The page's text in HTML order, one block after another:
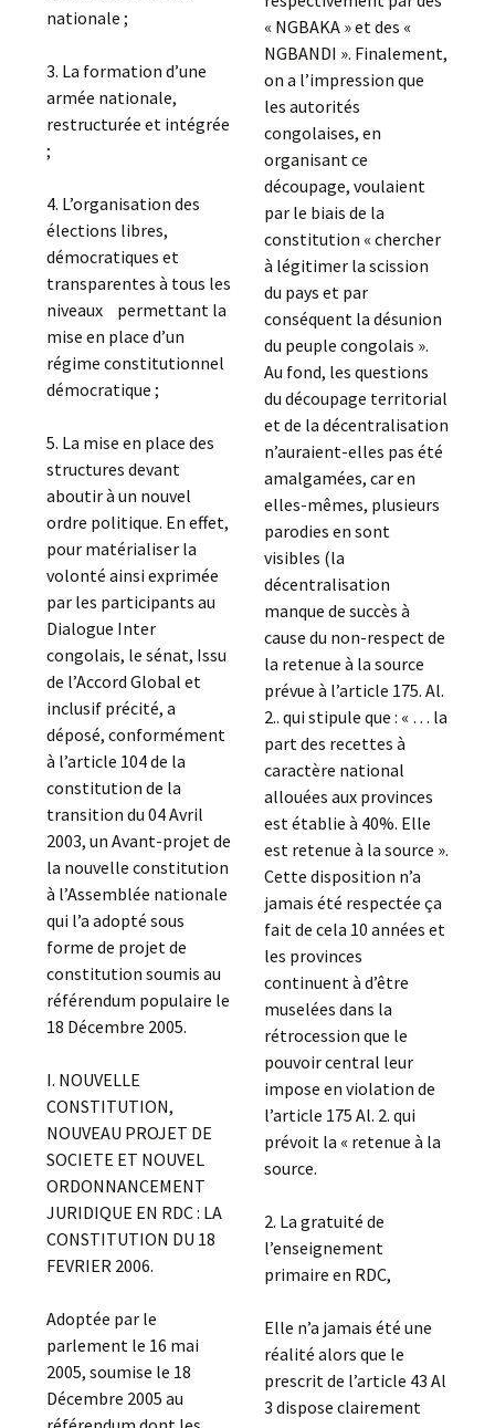
nationale ;
3. La formation d’une
armée nationale,
restructurée et intégrée
;
4. L’organisation des
élections libres,
démocratiques et
transparentes à tous les
niveaux permettant la
mise en place d’un
régime constitutionnel
démocratique ;
5. La mise en place des
structures devant
aboutir à un nouvel
ordre politique. En effet,
pour matérialiser la
volonté ainsi exprimée
par les participants au
Dialogue Inter
congolais, le sénat, Issu
de l’Accord Global et
inclusif précité, a
déposé, conformément
à l’article 104 de la
constitution de la
transition du 04 Avril
2003, un Avant-projet de
la nouvelle constitution
à l’Assemblée nationale
qui l’a adopté sous
forme de projet de
constitution soumis au
référendum populaire le
18 Décembre 2005.
I. NOUVELLE
CONSTITUTION,
NOUVEAU PROJET DE
SOCIETE ET NOUVEL
ORDONNANCEMENT
JURIDIQUE EN RDC : LA
CONSTITUTION DU 18
FEVRIER 2006.
Adoptée par le
parlement le 16 mai
2005, soumise le 18
Décembre 2005 au
« NGBAKA » et des «
NGBANDI ». Finalement,
on a l’impression que
les autorités
congolaises, en
organisant ce
découpage, voulaient
par le biais de la
constitution « chercher
à légitimer la scission
du pays et par
conséquent la désunion
du peuple congolais ».
Au fond, les questions
du découpage territorial
et de la décentralisation
n’auraient-elles pas été
amalgamées, car en
elles-mêmes, plusieurs
parodies en sont
visibles (la
décentralisation
manque de succès à
cause du non-respect de
la retenue à la source
prévue à l’article 175. Al.
2.. qui stipule que : « … la
part des recettes à
caractère national
allouées aux provinces
est établie à 40%. Elle
est retenue à la source ».
Cette disposition n’a
jamais été respectée ça
fait de cela 10 années et
les provinces
continuent à d’être
muselées dans la
rétrocession que le
pouvoir central leur
impose en violation de
l’article 175 Al. 2. qui
prévoit la « retenue à la
source.
2. La gratuité de
l’enseignement
primaire en RDC,
Elle n’a jamais été une
réalité alors que le
prescrit de l’article 43 Al
3 dispose clairement